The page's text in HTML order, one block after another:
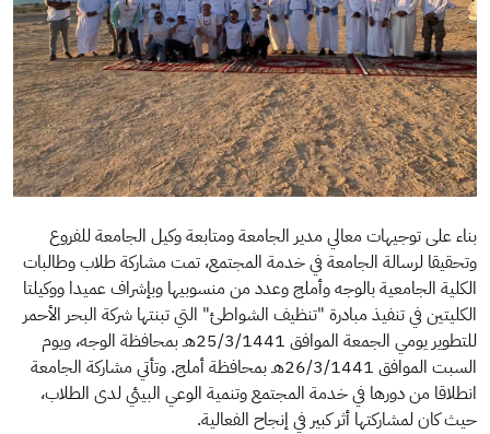
​بناء على توجيهات معالي مدير الجامعة ومتابعة وكيل الجامعة للفروع
وتحقيقا لرسالة الجامعة في خدمة المجتمع، تمت مشاركة طلاب وطالبات
الكلية الجامعية بالوجه وأملج وعدد من منسوبيها وبإشراف عميدا ووكيلتا
الكليتين في تنفيذ مبادرة "تنظيف الشواطئ" التي تبنتها شركة البحر الأحمر
للتطوير يومي الجمعة الموافق 25/3/1441هـ بمحافظة الوجه، ويوم
السبت الموافق 26/3/1441هـ بمحافظة أملج. وتأتي مشاركة الجامعة
انطلاقا من دورها في خدمة المجتمع وتنمية الوعي البيئي لدى الطلاب،
حيث كان لمشاركتها أثر كبير في إنجاح الفعالية.​